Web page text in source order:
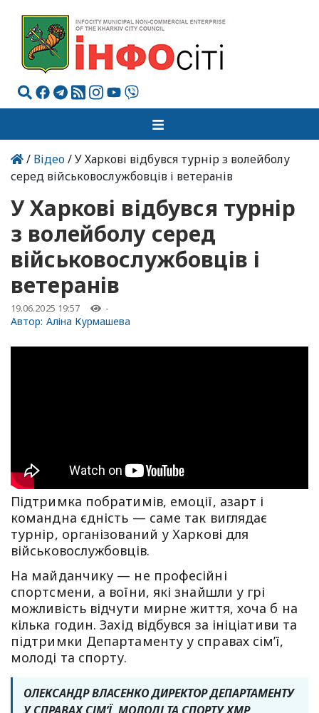
/ Відео/ У Харкові відбувся турнір з волейболу
серед військовослужбовців і ветеранів
У Харкові відбувся турнір
з волейболу серед
військовослужбовців і
ветеранів
19.06.2025 19:57 -
Автор: Аліна Курмашева
Підтримка побратимів, емоції, азарт і
командна єдність — саме так виглядає
турнір, організований у Харкові для
військовослужбовців.
На майданчику — не професійні
спортсмени, а воїни, які знайшли у грі
можливість відчути мирне життя, хоча б на
кілька годин. Захід відбувся за ініціативи та
підтримки Департаменту у справах сім’ї,
молоді та спорту.
ОЛЕКСАНДР ВЛАСЕНКО ДИРЕКТОР ДЕПАРТАМЕНТУ